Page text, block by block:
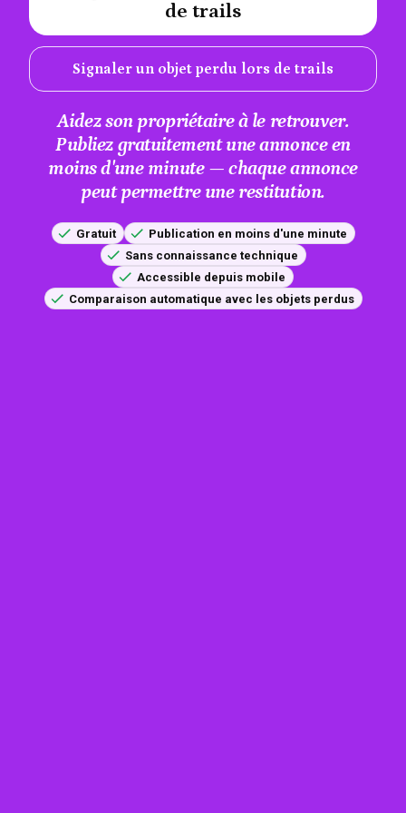
de trails
Signaler un objet perdu lors de trails
Aidez son propriétaire à le retrouver.
Publiez gratuitement une annonce en
moins d'une minute — chaque annonce
peut permettre une restitution.
Gratuit
Publication en moins d'une minute
Sans connaissance technique
Accessible depuis mobile
Comparaison automatique avec les objets perdus